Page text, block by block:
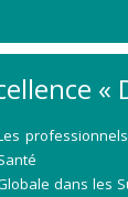
dans les